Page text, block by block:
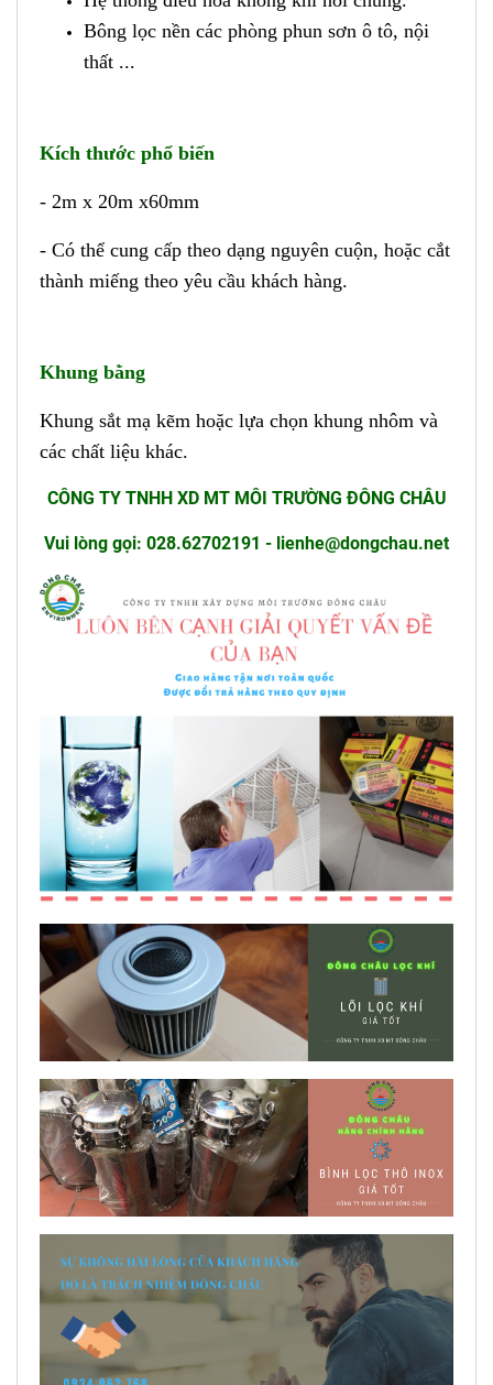
Bông lọc nền các phòng phun sơn ô tô, nội
thất ...
Kích thước phổ biến
- 2m x 20m x60mm
- Có thể cung cấp theo dạng nguyên cuộn, hoặc cắt
thành miếng theo yêu cầu khách hàng.
Khung bằng
Khung sắt mạ kẽm hoặc lựa chọn khung nhôm và
các chất liệu khác.
CÔNG TY TNHH XD MT MÔI TRƯỜNG ĐÔNG CHÂU
Vui lòng gọi: 028.62702191 - lienhe@dongchau.net